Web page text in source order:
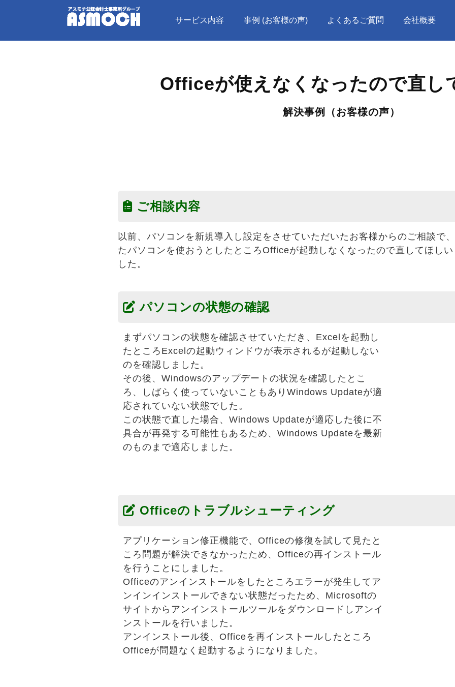
サービス内容 事例 (お客様の声) よくあるご質問 会社概要
Officeが使えなくなったので直し
解決事例（お客様の声）
ご相談内容
以前、パソコンを新規導入し設定をさせていただいたお客様からのご相談で
たパソコンを使おうとしたところOfficeが起動しなくなったので直してほし
した。
パソコンの状態の確認
まずパソコンの状態を確認させていただき、Excelを起動し
たところExcelの起動ウィンドウが表示されるが起動しない
のを確認しました。
その後、Windowsのアップデートの状況を確認したとこ
ろ、しばらく使っていないこともありWindows Updateが適
応されていない状態でした。
この状態で直した場合、Windows Updateが適応した後に不
具合が再発する可能性もあるため、Windows Updateを最新
のものまで適応しました。
Officeのトラブルシューティング
アプリケーション修正機能で、Officeの修復を試して見たと
ころ問題が解決できなかったため、Officeの再インストール
を行うことにしました。
Officeのアンインストールをしたところエラーが発生してア
ンインインストールできない状態だったため、Microsoftの
サイトからアンインストールツールをダウンロードしアンイ
ンストールを行いました。
アンインストール後、Officeを再インストールしたところ
Officeが問題なく起動するようになりました。